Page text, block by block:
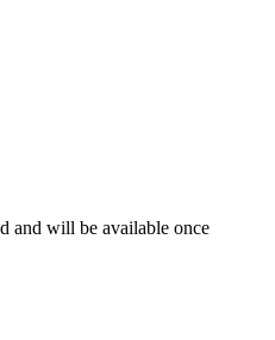
and will be available once